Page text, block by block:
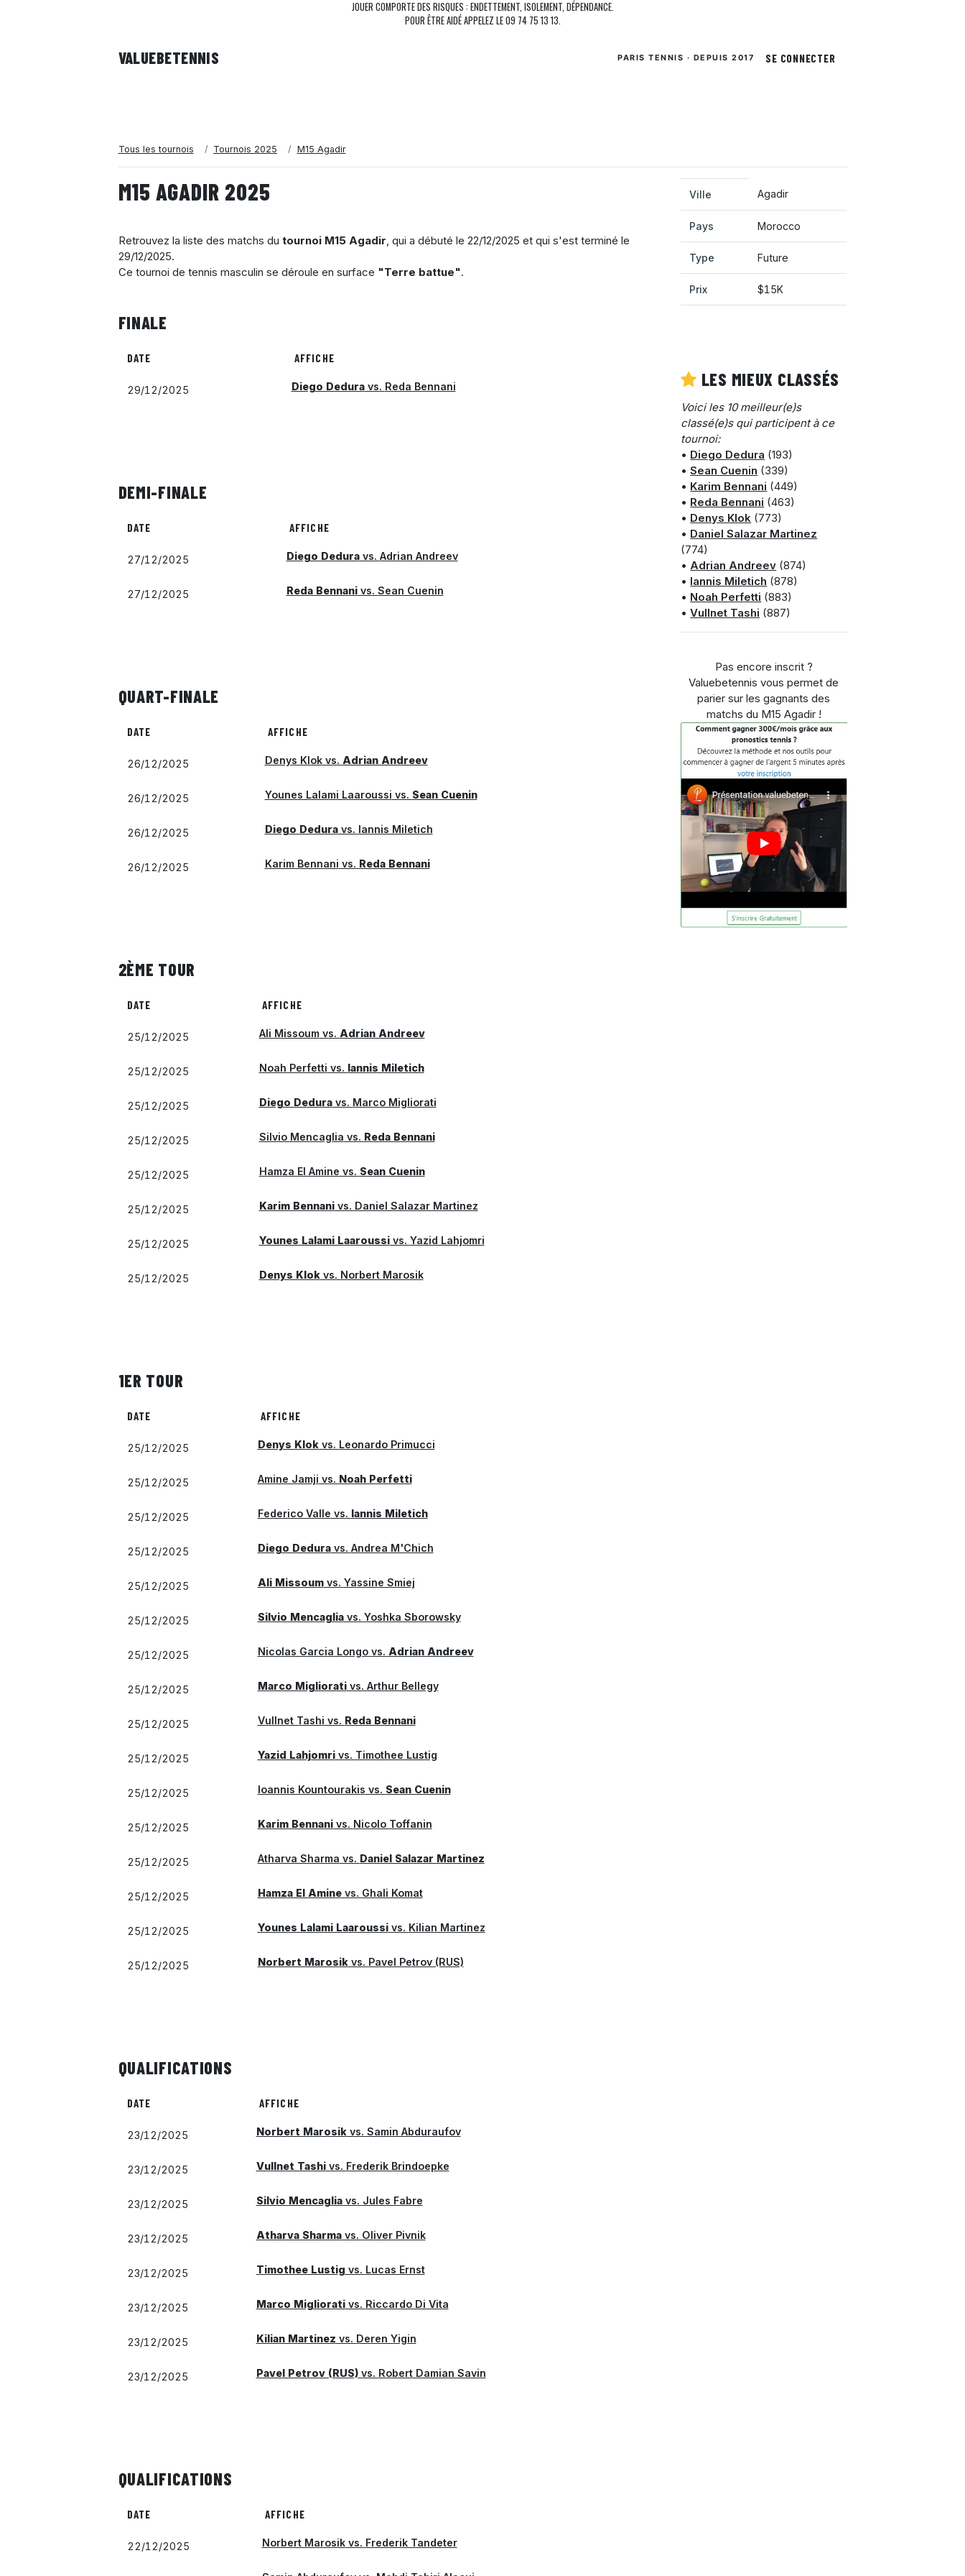
JOUER COMPORTE DES RISQUES : ENDETTEMENT, ISOLEMENT, DÉPENDANCE.
POUR ÊTRE AIDÉ APPELEZ LE 09 74 75 13 13.
VALUEBETENNIS PARIS TENNIS · DEPUIS 2017 SE CONNECTER
Tous les tournois Tournois 2025 M15 Agadir
M15 AGADIR 2025
Retrouvez la liste des matchs du tournoi M15 Agadir, qui a débuté le 22/12/2025 et qui s'est terminé le
29/12/2025.
Ce tournoi de tennis masculin se déroule en surface "Terre battue".
FINALE
DATE AFFICHE
29/12/2025 Diego Deduravs. Reda Bennani
DEMI-FINALE
DATE AFFICHE
27/12/2025 Diego Deduravs. Adrian Andreev
27/12/2025 Reda Bennanivs. Sean Cuenin
QUART-FINALE
DATE AFFICHE
26/12/2025 Denys Klokvs. Adrian Andreev
26/12/2025 Younes Lalami Laaroussi vs. Sean Cuenin
26/12/2025 Diego Deduravs. Iannis Miletich
26/12/2025 Karim Bennani vs. Reda Bennani
2ÈME TOUR
DATE AFFICHE
25/12/2025 Ali Missoumvs. Adrian Andreev
25/12/2025 Noah Perfetti vs. Iannis Miletich
25/12/2025 Diego Deduravs. Marco Migliorati
25/12/2025 Silvio Mencaglia vs. Reda Bennani
25/12/2025 Hamza El Amine vs. Sean Cuenin
25/12/2025 Karim Bennanivs. Daniel Salazar Martinez
25/12/2025 Younes Lalami Laaroussivs. Yazid Lahjomri
25/12/2025 Denys Klokvs. Norbert Marosik
1ER TOUR
DATE AFFICHE
25/12/2025 Denys Klokvs. Leonardo Primucci
25/12/2025 Amine Jamji vs. Noah Perfetti
25/12/2025 Federico Valle vs. Iannis Miletich
25/12/2025 Diego Deduravs. Andrea M'Chich
25/12/2025 Ali Missoumvs. Yassine Smiej
25/12/2025 Silvio Mencagliavs. Yoshka Sborowsky
25/12/2025 Nicolas Garcia Longovs. Adrian Andreev
25/12/2025 Marco Migliorativs. Arthur Bellegy
25/12/2025 Vullnet Tashi vs. Reda Bennani
25/12/2025 Yazid Lahjomrivs. Timothee Lustig
25/12/2025 Ioannis Kountourakis vs. Sean Cuenin
25/12/2025 Karim Bennanivs. Nicolo Toffanin
25/12/2025 Atharva Sharma vs. Daniel Salazar Martinez
25/12/2025 Hamza El Aminevs. Ghali Komat
25/12/2025 Younes Lalami Laaroussivs. Kilian Martinez
25/12/2025 Norbert Marosikvs. Pavel Petrov (RUS)
QUALIFICATIONS
DATE AFFICHE
23/12/2025 Norbert Marosikvs. Samin Abduraufov
23/12/2025 Vullnet Tashivs. Frederik Brindoepke
23/12/2025 Silvio Mencagliavs. Jules Fabre
23/12/2025 Atharva Sharmavs. Oliver Pivnik
23/12/2025 Timothee Lustig vs. Lucas Ernst
23/12/2025 Marco Migliorativs. Riccardo Di Vita
23/12/2025 Kilian Martinez vs. Deren Yigin
23/12/2025 Pavel Petrov (RUS)vs. Robert Damian Savin
QUALIFICATIONS
DATE AFFICHE
22/12/2025 Norbert Marosikvs. Frederik Tandeter
Ville Agadir
Pays Morocco
Type Future
Prix $15K
LES MIEUX CLASSÉS
Voici les 10 meilleur(e)s
classé(e)s qui participent à ce
tournoi:
• Diego Dedura (193)
•Sean Cuenin (339)
• Karim Bennani (449)
• Reda Bennani (463)
• Denys Klok (773)
• Daniel Salazar Martinez
(774)
• Adrian Andreev (874)
• Iannis Miletich (878)
• Noah Perfetti (883)
•Vullnet Tashi (887)
Pas encore inscrit ?
Valuebetennis vous permet de
parier sur les gagnants des
matchs du M15 Agadir !